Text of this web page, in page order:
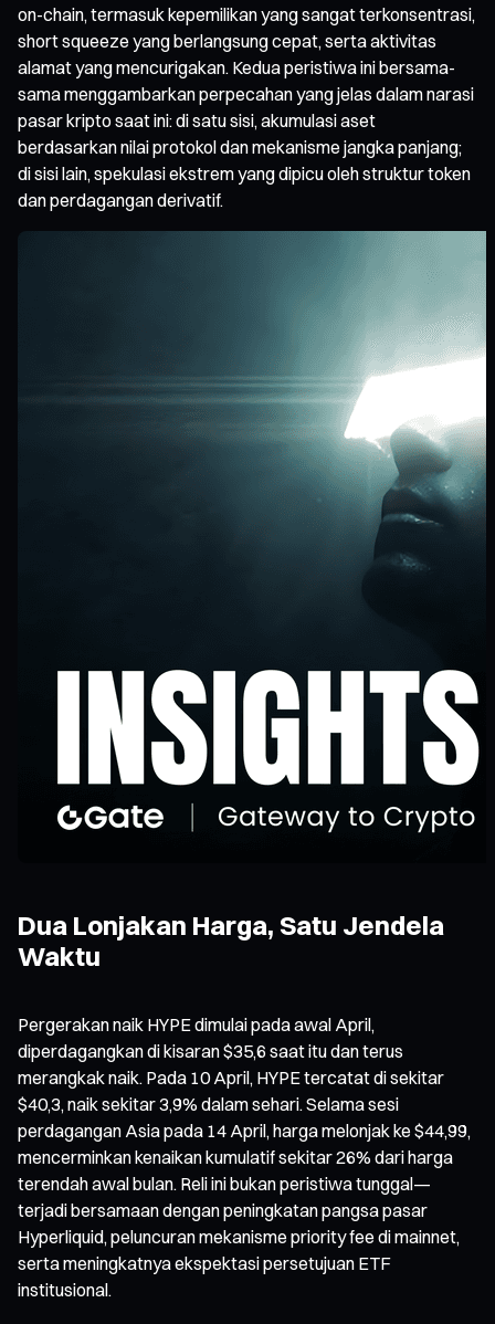
on-chain, termasuk kepemilikan yang sangat terkonsentrasi,
short squeeze yang berlangsung cepat, serta aktivitas
alamat yang mencurigakan. Kedua peristiwa ini bersama-
sama menggambarkan perpecahan yang jelas dalam narasi
pasar kripto saat ini: di satu sisi, akumulasi aset
berdasarkan nilai protokol dan mekanisme jangka panjang;
di sisi lain, spekulasi ekstrem yang dipicu oleh struktur token
dan perdagangan derivatif.
Dua Lonjakan Harga, Satu Jendela
Waktu
Pergerakan naik HYPE dimulai pada awal April,
diperdagangkan di kisaran $35,6 saat itu dan terus
merangkak naik. Pada 10 April, HYPE tercatat di sekitar
$40,3, naik sekitar 3,9% dalam sehari. Selama sesi
perdagangan Asia pada 14 April, harga melonjak ke $44,99,
mencerminkan kenaikan kumulatif sekitar 26% dari harga
terendah awal bulan. Reli ini bukan peristiwa tunggal—
terjadi bersamaan dengan peningkatan pangsa pasar
Hyperliquid, peluncuran mekanisme priority fee di mainnet,
serta meningkatnya ekspektasi persetujuan ETF
institusional.